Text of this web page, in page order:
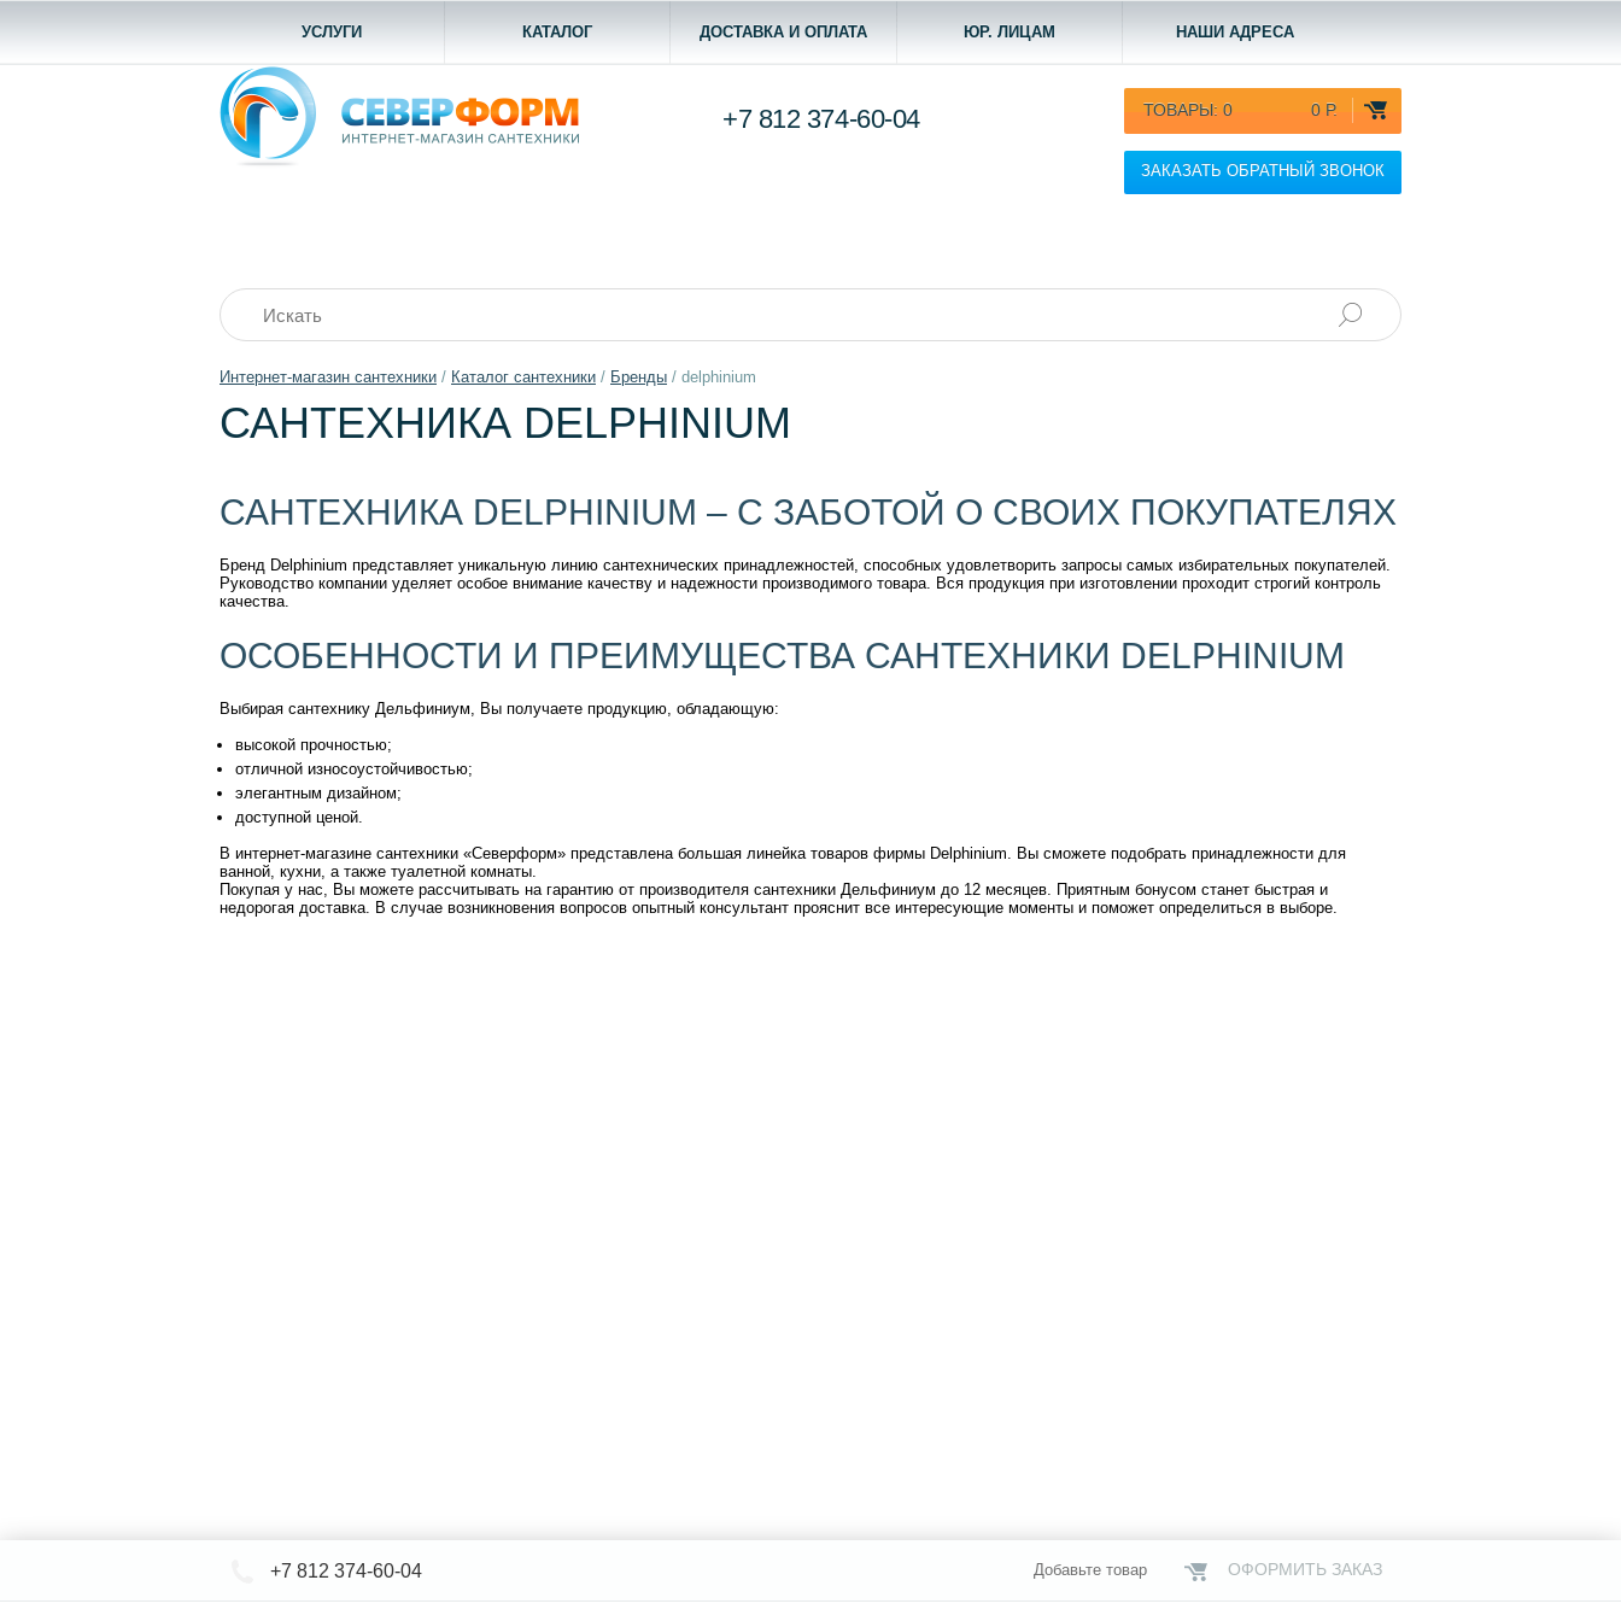
УСЛУГИ КАТАЛОГ ДОСТАВКА И ОПЛАТА ЮР. ЛИЦАМ НАШИ АДРЕСА
ТОВАРЫ: 0 0 Р.
ЗАКАЗАТЬ ОБРАТНЫЙ ЗВОНОК
+7 812 374-60-04
Интернет-магазин сантехники / Каталог сантехники / Бренды / delphinium
САНТЕХНИКА DELPHINIUM
САНТЕХНИКА DELPHINIUM – С ЗАБОТОЙ О СВОИХ ПОКУПАТЕЛЯХ
Бренд Delphinium представляет уникальную линию сантехнических принадлежностей, способных удовлетворить запросы самых избирательных покупателей.
Руководство компании уделяет особое внимание качеству и надежности производимого товара. Вся продукция при изготовлении проходит строгий контроль
качества.
ОСОБЕННОСТИ И ПРЕИМУЩЕСТВА САНТЕХНИКИ DELPHINIUM
Выбирая сантехнику Дельфиниум, Вы получаете продукцию, обладающую:
высокой прочностью;
отличной износоустойчивостью;
элегантным дизайном;
доступной ценой.
В интернет-магазине сантехники «Северформ» представлена большая линейка товаров фирмы Delphinium. Вы сможете подобрать принадлежности для
ванной, кухни, а также туалетной комнаты.
Покупая у нас, Вы можете рассчитывать на гарантию от производителя сантехники Дельфиниум до 12 месяцев. Приятным бонусом станет быстрая и
недорогая доставка. В случае возникновения вопросов опытный консультант прояснит все интересующие моменты и поможет определиться в выборе.
+7 812 374-60-04 Добавьте товар ОФОРМИТЬ ЗАКАЗ